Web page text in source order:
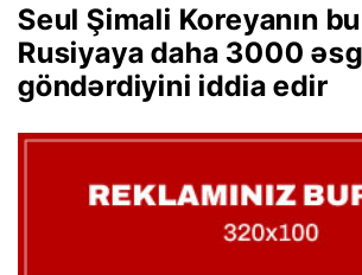
Seul Şimali Koreyanın
Rusiyaya daha 3000
göndərdiyini iddia edir